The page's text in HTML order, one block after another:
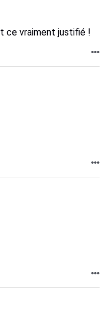
ce vraiment justifié !